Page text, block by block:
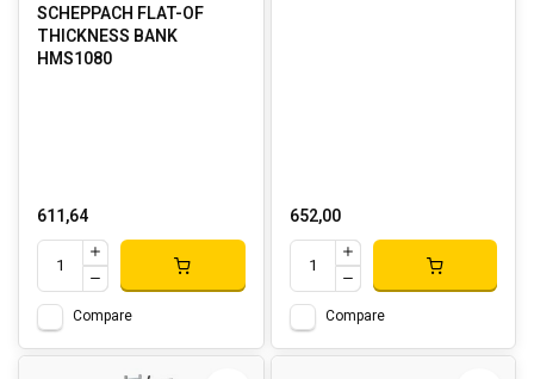
SCHEPPACH FLAT-OF
THICKNESS BANK
HMS1080
611,64
Compare
652,00
Compare